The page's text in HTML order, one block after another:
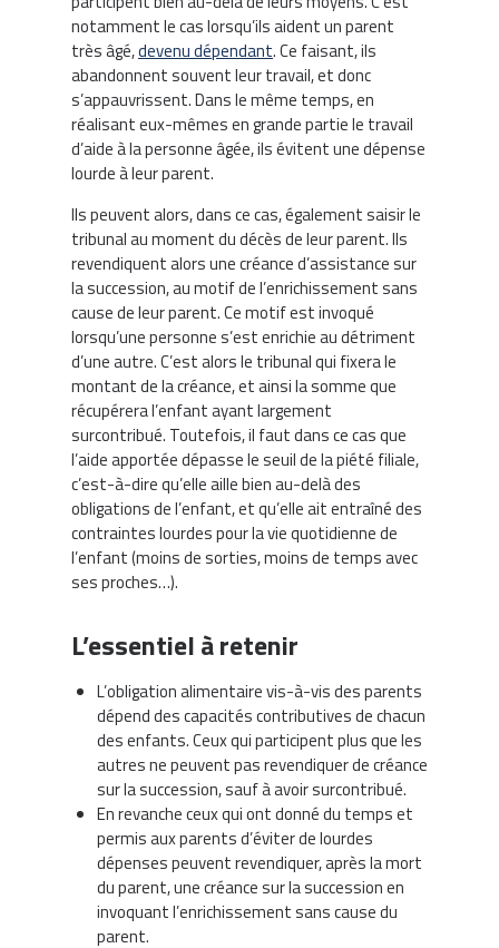
notamment le cas lorsqu’ils aident un parent
très âgé,devenu dépendant. Ce faisant, ils
abandonnent souvent leur travail, et donc
s’appauvrissent. Dans le même temps, en
réalisant eux-mêmes en grande partie le travail
d’aide à la personne âgée, ils évitent une dépense
lourde à leur parent.
Ils peuvent alors, dans ce cas, également saisir le
tribunal au moment du décès de leur parent. Ils
revendiquent alors une créance d’assistance sur
la succession, au motif de l’enrichissement sans
cause de leur parent. Ce motif est invoqué
lorsqu’une personne s’est enrichie au détriment
d’une autre. C’est alors le tribunal qui fixera le
montant de la créance, et ainsi la somme que
récupérera l’enfant ayant largement
surcontribué. Toutefois, il faut dans ce cas que
l’aide apportée dépasse le seuil de la piété filiale,
c’est-à-dire qu’elle aille bien au-delà des
obligations de l’enfant, et qu’elle ait entraîné des
contraintes lourdes pour la vie quotidienne de
l’enfant (moins de sorties, moins de temps avec
ses proches…).
L’essentiel à retenir
L’obligation alimentaire vis-à-vis des parents
dépend des capacités contributives de chacun
des enfants. Ceux qui participent plus que les
autres ne peuvent pas revendiquer de créance
sur la succession, sauf à avoir surcontribué.
En revanche ceux qui ont donné du temps et
permis aux parents d’éviter de lourdes
dépenses peuvent revendiquer, après la mort
du parent, une créance sur la succession en
invoquant l’enrichissement sans cause du
parent.